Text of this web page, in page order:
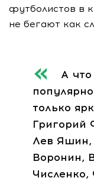
футболистов в
не бегают как
А что
только
Григорий
Лев Яшин,
Воронин,